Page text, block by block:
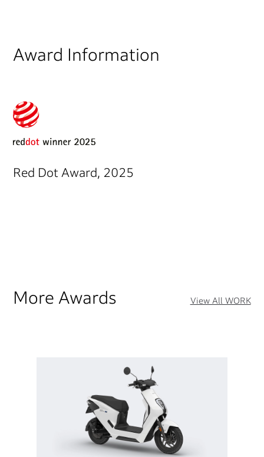
Award Information
Red Dot Award, 2025
More Awards View All WORK